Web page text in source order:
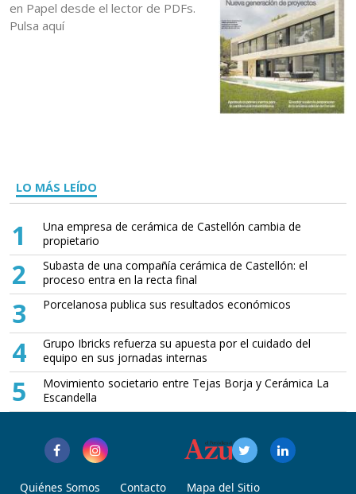
en Papel desde el lector de PDFs.
Pulsa aquí
LO MÁS LEÍDO
1
Una empresa de cerámica de Castellón cambia de
propietario
2
Subasta de una compañía cerámica de Castellón: el
proceso entra en la recta final
3 Porcelanosa publica sus resultados económicos
4
Grupo Ibricks refuerza su apuesta por el cuidado del
equipo en sus jornadas internas
5
Movimiento societario entre Tejas Borja y Cerámica La
Escandella
Quiénes Somos Contacto Mapa del Sitio